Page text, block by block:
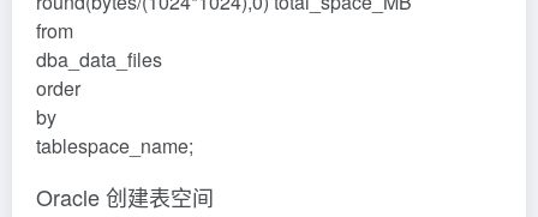
from
dba_data_files
order
by
tablespace_name;
Oracle 创建表空间